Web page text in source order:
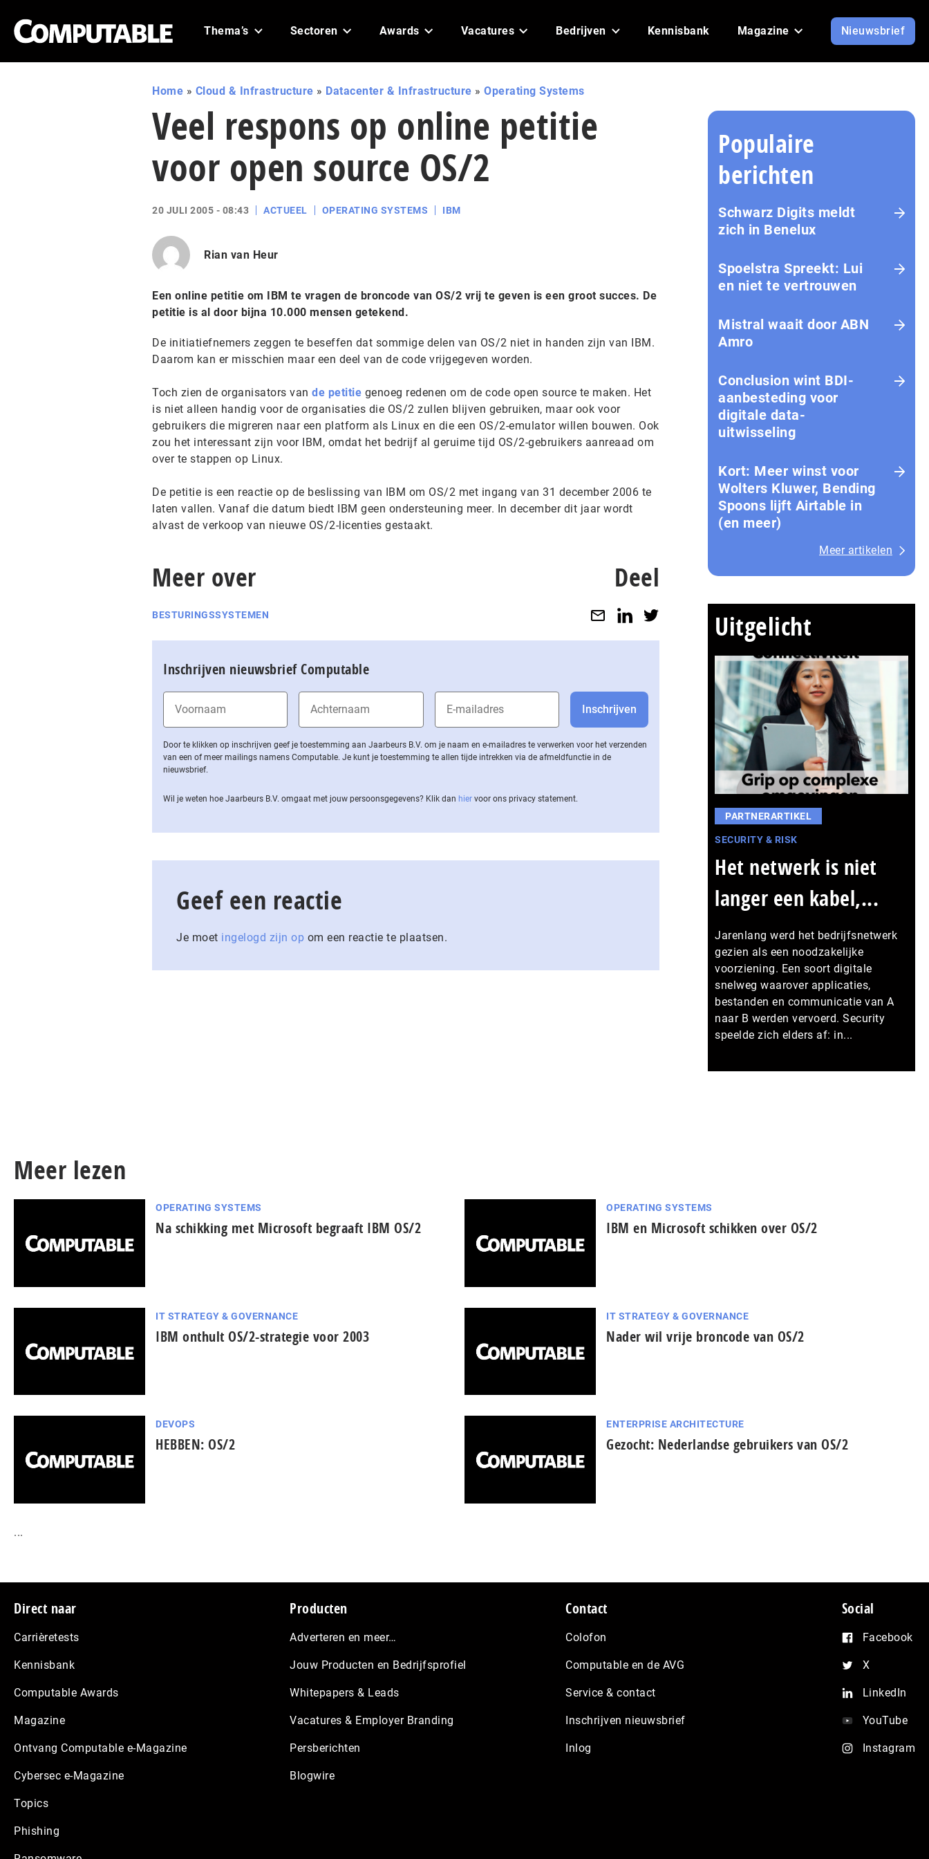
Thema’s Sectoren Awards Vacatures Bedrijven Kennisbank Magazine Nieuwsbrief
Home » Cloud & Infrastructure » Datacenter & Infrastructure » Operating Systems
Veel respons op online petitie
voor open source OS/2
20 JULI 2005 - 08:43 ACTUEEL OPERATING SYSTEMS IBM
Rian van Heur
Een online petitie om IBM te vragen de broncode van OS/2 vrij te geven is een groot succes. De
petitie is al door bijna 10.000 mensen getekend.
De initiatiefnemers zeggen te beseffen dat sommige delen van OS/2 niet in handen zijn van IBM.
Daarom kan er misschien maar een deel van de code vrijgegeven worden.
Toch zien de organisators van de petitie genoeg redenen om de code open source te maken. Het
is niet alleen handig voor de organisaties die OS/2 zullen blijven gebruiken, maar ook voor
gebruikers die migreren naar een platform als Linux en die een OS/2-emulator willen bouwen. Ook
zou het interessant zijn voor IBM, omdat het bedrijf al geruime tijd OS/2-gebruikers aanreaad om
over te stappen op Linux.
De petitie is een reactie op de beslissing van IBM om OS/2 met ingang van 31 december 2006 te
laten vallen. Vanaf die datum biedt IBM geen ondersteuning meer. In december dit jaar wordt
alvast de verkoop van nieuwe OS/2-licenties gestaakt.
Meer over
BESTURINGSSYSTEMEN
Deel
Inschrijven nieuwsbrief Computable
Door te klikken op inschrijven geef je toestemming aan Jaarbeurs B.V. om je naam en e-mailadres te verwerken voor het verzenden
van een of meer mailings namens Computable. Je kunt je toestemming te allen tijde intrekken via de af­meld­func­tie in de
nieuwsbrief.
Wil je weten hoe Jaarbeurs B.V. omgaat met jouw per­soons­ge­ge­vens? Klik dan hier voor ons privacy statement.
Geef een reactie
Je moet ingelogd zijn op om een reactie te plaatsen.
Populaire
berichten
Schwarz Digits meldt
zich in Benelux
Spoelstra Spreekt: Lui
en niet te vertrouwen
Mistral waait door ABN
Amro
Conclusion wint BDI-
aanbesteding voor
digitale data-
uitwisseling
Kort: Meer winst voor
Wolters Kluwer, Bending
Spoons lijft Airtable in
(en meer)
Meer artikelen
Uitgelicht
PARTNERARTIKEL
SECURITY & RISK
Het netwerk is niet
langer een kabel,...
Jarenlang werd het bedrijfsnetwerk
gezien als een noodzakelijke
voorziening. Een soort digitale
snelweg waarover applicaties,
bestanden en communicatie van A
naar B werden vervoerd. Security
speelde zich elders af: in...
Meer lezen
OPERATING SYSTEMS
Na schikking met Microsoft begraaft IBM OS/2
OPERATING SYSTEMS
IBM en Microsoft schikken over OS/2
IT STRATEGY & GOVERNANCE
IBM onthult OS/2-strategie voor 2003
IT STRATEGY & GOVERNANCE
Nader wil vrije broncode van OS/2
DEVOPS
HEBBEN: OS/2
ENTERPRISE ARCHITECTURE
Gezocht: Nederlandse gebruikers van OS/2
...
Footer
Direct naar
Carrièretests
Kennisbank
Computable Awards
Magazine
Ontvang Computable e-Magazine
Cybersec e-Magazine
Topics
Phishing
Producten
Adverteren en meer…
Jouw Producten en Bedrijfsprofiel
Whitepapers & Leads
Vacatures & Employer Branding
Persberichten
Blogwire
Contact
Colofon
Computable en de AVG
Service & contact
Inschrijven nieuwsbrief
Inlog
Social
Facebook
X
LinkedIn
YouTube
Instagram